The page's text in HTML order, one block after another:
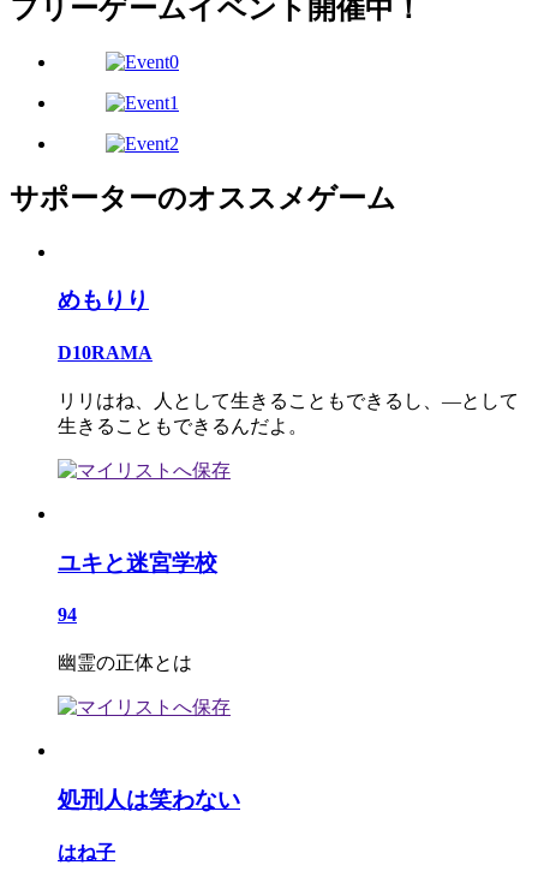
フリーゲームイベント開催中！
サポーターのオススメゲーム
めもりり
D10RAMA
リリはね、人として生きることもできるし、―として
生きることもできるんだよ。
ユキと迷宮学校
94
幽霊の正体とは
処刑人は笑わない
はね子